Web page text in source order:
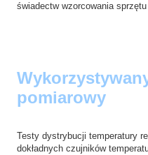
świadectw wzorcowania
pomiarowy
Testy dystrybucji temperatury
dokładnych czujników